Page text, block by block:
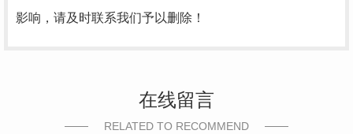
影响，请及时联系我们予以删除！
在线留言
RELATED TO RECOMMEND